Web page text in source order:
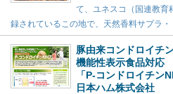
て、ユネスコ（国連教育
録されているこの地で、天然香料サプラ・
豚由来コンドロイチ
機能性表示食品対応
「P-コンドロイチン
日本ハム株式会社